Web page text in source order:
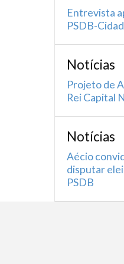
Entrevista
PSDB-
Notícias
Projeto de
Rei Capital
Notícias
Aécio
disputar
PSDB